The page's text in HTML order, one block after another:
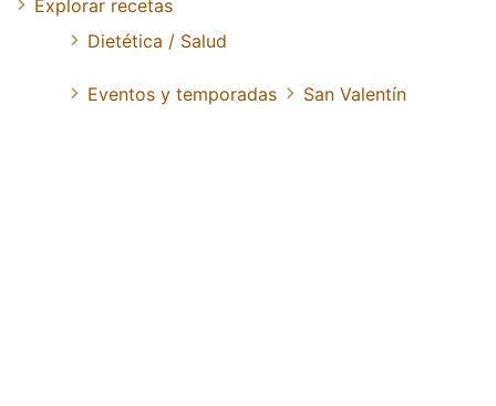
Explorar recetas
Dietética / Salud
Eventos y temporadas San Valentín